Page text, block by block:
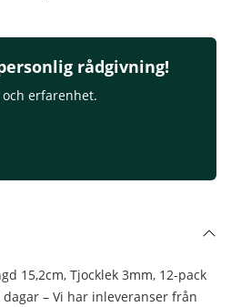
rådgivning!
erfarenhet.
15,2cm, Tjocklek 3mm, 12-pack
– Vi har inleveranser från